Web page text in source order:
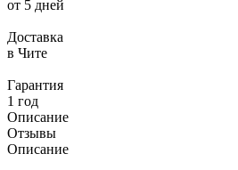
от 5 дней
Доставка
в Чите
Гарантия
1 год
Описание
Отзывы
Описание